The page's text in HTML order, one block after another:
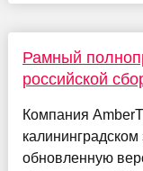
Рамный
российской
Компания
обновленную